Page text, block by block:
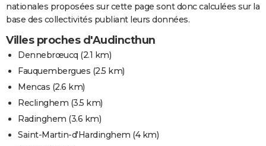
nationales proposées sur cette page sont donc calculées sur la
base des collectivités publiant leurs données.
Villes proches d'Audincthun
Dennebrœucq (2.1 km)
Fauquembergues (2.5 km)
Mencas (2.6 km)
Reclinghem (3.5 km)
Radinghem (3.6 km)
Saint-Martin-d'Hardinghem (4 km)